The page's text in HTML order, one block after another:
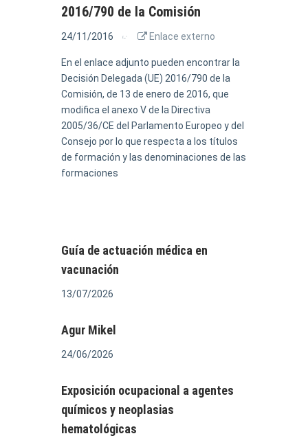
2016/790 de la Comisión
24/11/2016 Enlace externo
En el enlace adjunto pueden encontrar la
Decisión Delegada (UE) 2016/790 de la
Comisión, de 13 de enero de 2016, que
modifica el anexo V de la Directiva
2005/36/CE del Parlamento Europeo y del
Consejo por lo que respecta a los títulos
de formación y las denominaciones de las
formaciones
Guía de actuación médica en
vacunación
13/07/2026
Agur Mikel
24/06/2026
Exposición ocupacional a agentes
químicos y neoplasias
hematológicas